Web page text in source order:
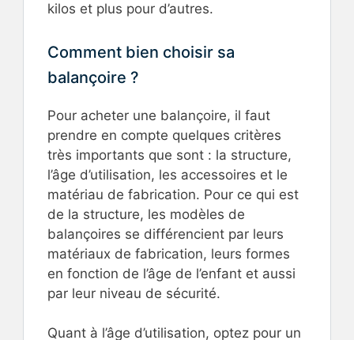
kilos et plus pour d’autres.
Comment bien choisir sa
balançoire ?
Pour acheter une balançoire, il faut
prendre en compte quelques critères
très importants que sont : la structure,
l’âge d’utilisation, les accessoires et le
matériau de fabrication. Pour ce qui est
de la structure, les modèles de
balançoires se différencient par leurs
matériaux de fabrication, leurs formes
en fonction de l’âge de l’enfant et aussi
par leur niveau de sécurité.
Quant à l’âge d’utilisation, optez pour un